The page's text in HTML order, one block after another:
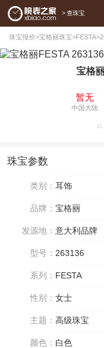
> 查珠宝
珠宝报价>宝格丽珠宝>FESTA>
宝格
暂无
中国大陆
珠宝参数
类别： 耳饰
品牌： 宝格丽
发源地： 意大利品牌
型号： 263136
系列： FESTA
性别： 女士
主题： 高级珠宝
颜色： 白色